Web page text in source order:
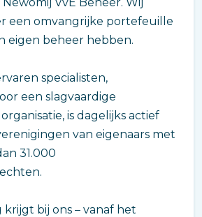
een omvangrijke portefeuille
eigen beheer hebben.
specialisten,
een slagvaardige
is dagelijks actief
van eigenaars met
31.000
bij ons – vanaf het